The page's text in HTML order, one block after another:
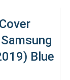
Blue